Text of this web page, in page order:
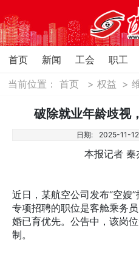
首页 新闻 工会 职工
当前位置：首页 >权益 >
破除就业年龄歧视
日期: 2025-11-12
本报记者
近日，某航空公司发布“空嫂
专项招聘的职位是客舱乘务
婚已育优先。公告中，该岗
制。